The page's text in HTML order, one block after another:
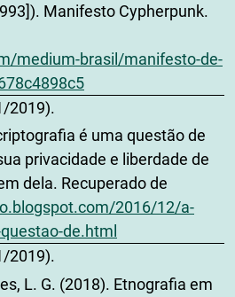
Manifesto Cypherpunk.
medium-brasil/manifesto-de-
2019).
é uma questão de
privacidade e liberdade de
dela. Recuperado de
2016/12/a-
de.html
2019).
L. G. (2018). Etnografia em